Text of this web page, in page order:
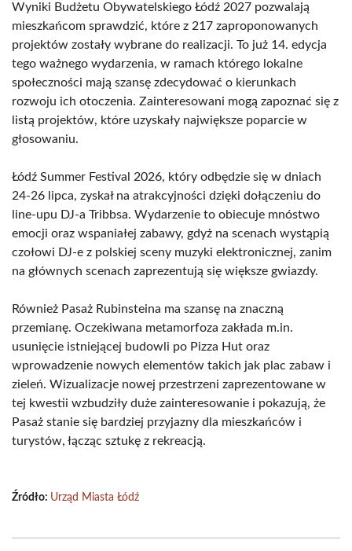
Wyniki Budżetu Obywatelskiego Łódź 2027 pozwalają
mieszkańcom sprawdzić, które z 217 zaproponowanych
projektów zostały wybrane do realizacji. To już 14. edycja
tego ważnego wydarzenia, w ramach którego lokalne
społeczności mają szansę zdecydować o kierunkach
rozwoju ich otoczenia. Zainteresowani mogą zapoznać się z
listą projektów, które uzyskały największe poparcie w
głosowaniu.
Łódź Summer Festival 2026, który odbędzie się w dniach
24-26 lipca, zyskał na atrakcyjności dzięki dołączeniu do
line-upu DJ-a Tribbsa. Wydarzenie to obiecuje mnóstwo
emocji oraz wspaniałej zabawy, gdyż na scenach wystąpią
czołowi DJ-e z polskiej sceny muzyki elektronicznej, zanim
na głównych scenach zaprezentują się większe gwiazdy.
Również Pasaż Rubinsteina ma szansę na znaczną
przemianę. Oczekiwana metamorfoza zakłada m.in.
usunięcie istniejącej budowli po Pizza Hut oraz
wprowadzenie nowych elementów takich jak plac zabaw i
zieleń. Wizualizacje nowej przestrzeni zaprezentowane w
tej kwestii wzbudziły duże zainteresowanie i pokazują, że
Pasaż stanie się bardziej przyjazny dla mieszkańców i
turystów, łącząc sztukę z rekreacją.
Źródło: Urząd Miasta Łódź